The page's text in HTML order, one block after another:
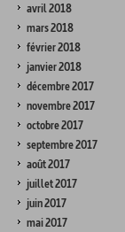
avril 2018
mars 2018
février 2018
janvier 2018
décembre 2017
novembre 2017
octobre 2017
septembre 2017
août 2017
juillet 2017
juin 2017
mai 2017